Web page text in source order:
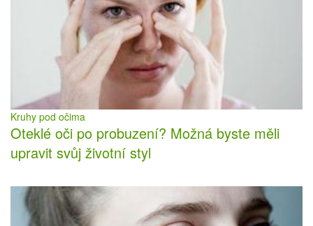
Kruhy pod očima
Oteklé oči po probuzení? Možná byste měli
upravit svůj životní styl